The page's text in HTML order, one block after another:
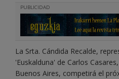
PUBLICIDAD
La Srta. Cándida Recalde,
'Euskalduna' de Carlos
Buenos Aires, competirá el